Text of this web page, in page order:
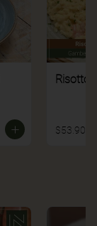
Risotto
$53.900